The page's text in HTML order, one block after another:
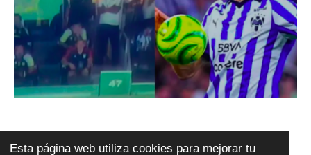
Esta página web utiliza cookies para mejorar tu
Reprobable Nahuel, pero más Tigres